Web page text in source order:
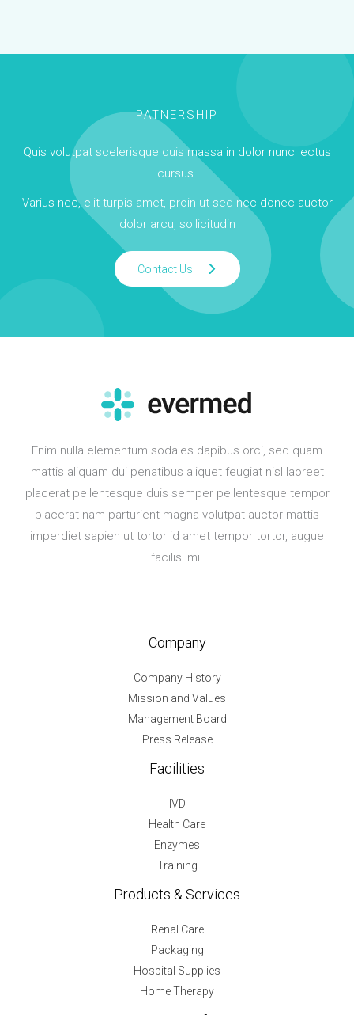
PATNERSHIP
Quis volutpat scelerisque quis massa in dolor nunc lectus
cursus.
Varius nec, elit turpis amet, proin ut sed nec donec auctor
dolor arcu, sollicitudin
Contact Us
Enim nulla elementum sodales dapibus orci, sed quam
mattis aliquam dui penatibus aliquet feugiat nisl laoreet
placerat pellentesque duis semper pellentesque tempor
placerat nam parturient magna volutpat auctor mattis
imperdiet sapien ut tortor id amet tempor tortor, augue
facilisi mi.
Company
Company History
Mission and Values
Management Board
Press Release
Facilities
IVD
Health Care
Enzymes
Training
Products & Services
Renal Care
Packaging
Hospital Supplies
Home Therapy